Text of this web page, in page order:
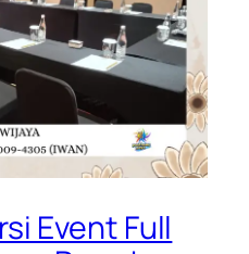
Event Full